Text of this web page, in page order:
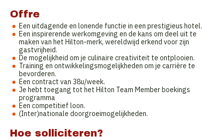
Offre
Een uitdagende en lonende functie in een prestigieus hotel.
Een inspirerende werkomgeving en de kans om deel uit te
maken van het Hilton-merk, wereldwijd erkend voor zijn
gastvrijheid.
De mogelijkheid om je culinaire creativiteit te ontplooien.
Training en ontwikkelingsmogelijkheden om je carrière te
bevorderen.
Een contract van 38u/week.
Je hebt toegang tot het Hilton Team Member boekings
programma
Een competitief loon.
(Inter)nationale doorgroeimogelijkheden.
Hoe solliciteren?